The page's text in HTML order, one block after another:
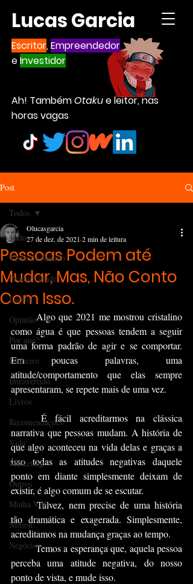
Lucas Garcia
Escritor,Empreendedor
eInvestidor
Ah! TambémOtakue leitor, nas
horas vagas
Post
Todos
Visão de Mundo
Produtividade
Escrita
Opinião
Por que?
Dinheiro
Introvertido
Livros
Recomendações
Vida
Marketing
Outros
Minha Vida
Notion
Negócios
Todos
Pessoas Podem até
Mudar, Mas, Não Conto
Com Isso.
Olucasgarcia
27 de dez. de 2021 2 min de leitura
	Algo que 2021 me mostrou cristalino
como água é que pessoas tendem a seguir
uma forma padrão de agir e se comportar.
Em poucas palavras, uma
atitude/comportamento que elas sempre
apresentaram, se repete mais de uma vez.
	É fácil acreditarmos na clássica
narrativa que pessoas mudam. A história de
que algo aconteceu na vida delas e graças a
isso todas as atitudes negativas daquele
ponto em diante simplesmente deixam de
existir, é algo comum de se escutar.
	Talvez, nem precise de uma história
tão dramática e exagerada. Simplesmente,
acreditamos na mudança graças ao tempo.
	Temos a esperança que, aquela pessoa
perceba uma atitude negativa, do nosso
ponto de vista, e mude isso.